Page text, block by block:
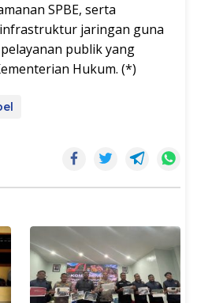
SPBE, serta
jaringan guna
publik yang
Hukum. (*)